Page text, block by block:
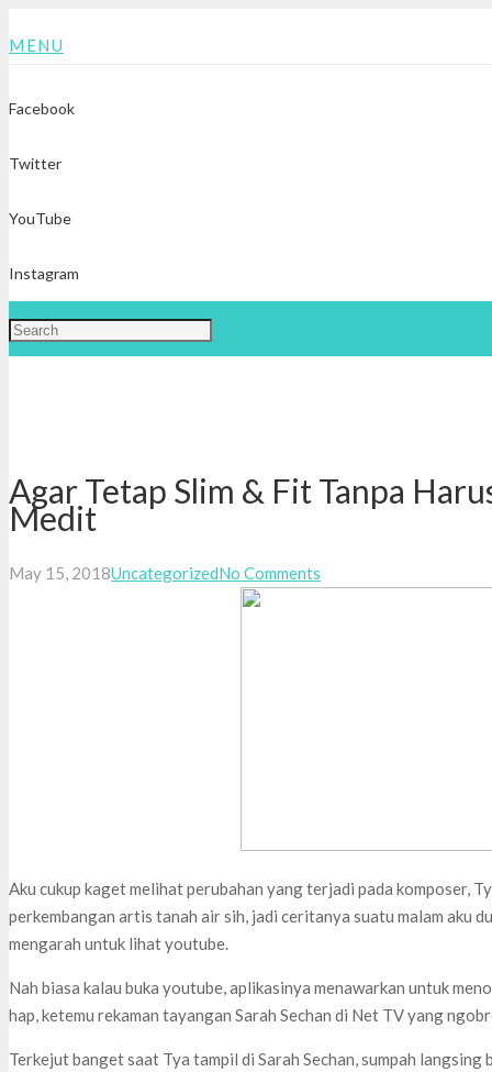
MENU
Facebook
Twitter
YouTube
Instagram
Agar Tetap Slim & Fit Tanpa
Medit
May 15, 2018UncategorizedNo Comments
Aku cukup kaget melihat perubahan yang terjadi pada komposer,
perkembangan artis tanah air sih, jadi ceritanya suatu malam aku
mengarah untuk lihat youtube.
Nah biasa kalau buka youtube, aplikasinya menawarkan untuk
hap, ketemu rekaman tayangan Sarah Sechan di Net TV yang
Terkejut banget saat Tya tampil di Sarah Sechan, sumpah